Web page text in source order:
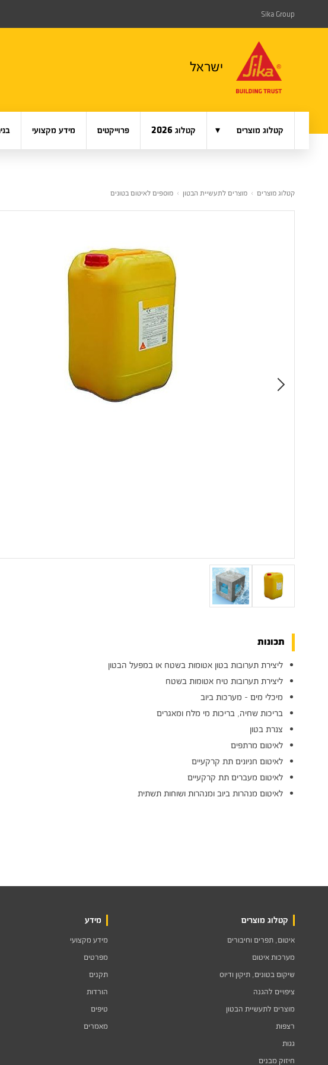
Sika Group
ישראל
קטלוג מוצרים ▾ קטלוג 2026 פרוייקטים מידע מקצועי
קטלוג מוצרים › מוצרים לתעשיית הבטון › מוספים לאיטום בטונים
תכונות
ליצירת תערובות בטון אטומות בשטח או במפעל הבטון
ליצירת תערובות טיח אטומות בשטח
מיכלי מים - מערכות ביוב
בריכות שחיה, בריכות מי מלח ומאגרים
צנרת בטון
לאיטום מרתפים
לאיטום חניונים תת קרקעיים
לאיטום מעברים תת קרקעיים
לאיטום מנהרות ביוב ומנהרות ושוחות תשתית
קטלוג מוצרים
איטום, תפרים וחיבורים
מערכות איטום
שיקום בטונים, תיקון ודיוס
ציפויים להגנה
מוצרים לתעשיית הבטון
רצפות
גגות
חיזוק מבנים
מידע
מידע מקצועי
מפרטים
תקנים
הורדות
טיפים
מאמרים